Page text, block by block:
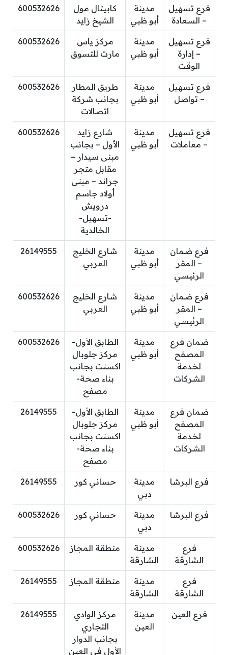
فرع تسهيل
– السعادة
مدينة
أبو ظبي
كابيتال مول
الشيخ زايد
600532626
فرع تسهيل
– إدارة
الوقت
مدينة
أبو ظبي
مركز ياس
مارت للتسوق
600532626
فرع تسهيل
– تواصل
مدينة
أبو ظبي
طريق المطار
بجانب شركة
اتصالات
600532626
فرع تسهيل
– معاملات
مدينة
أبو ظبي
شارع زايد
الأول – بجانب
مبنى سيدار –
مقابل متجر
جراند – مبنى
أولاد جاسم
درويش
-تسهيل-
الخالدية
600532626
فرع ضمان
– المقر
الرئيسي
مدينة
أبو ظبي
شارع الخليج
العربي
26149555
فرع ضمان
– المقر
الرئيسي
مدينة
أبو ظبي
شارع الخليج
العربي
600532626
ضمان فرع
المصفح
لخدمة
الشركات
مدينة
أبو ظبي
الطابق الأول-
مركز جلوبال
اكسنت بجانب
بناء صحة-
مصفح
600532626
ضمان فرع
المصفح
لخدمة
الشركات
مدينة
أبو ظبي
الطابق الأول-
مركز جلوبال
اكسنت بجانب
بناء صحة-
مصفح
26149555
فرع البرشا
مدينة
دبي
حساني كور 26149555
فرع البرشا
مدينة
دبي
حساني كور 600532626
فرع
الشارقة
مدينة
الشارقة
منطقة المجاز 600532626
فرع
الشارقة
مدينة
الشارقة
منطقة المجاز 26149555
فرع العين
مدينة
العين
مركز الوادي
التجاري
بجانب الدوار
الأول في العين
26149555